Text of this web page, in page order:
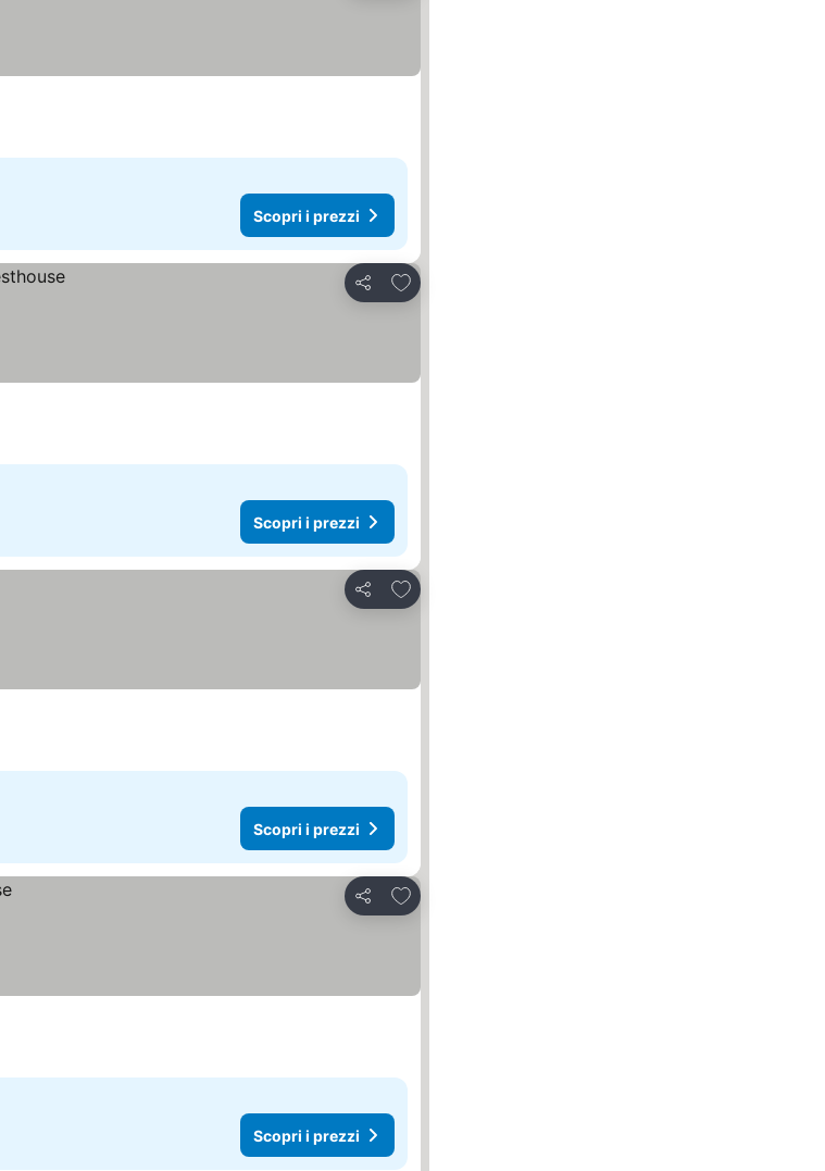
Scopri i prezzi
Condividi
Aggiungi ai preferiti
Scopri i prezzi
Condividi
Aggiungi ai preferiti
Scopri i prezzi
Condividi
Aggiungi ai preferiti
Scopri i prezzi